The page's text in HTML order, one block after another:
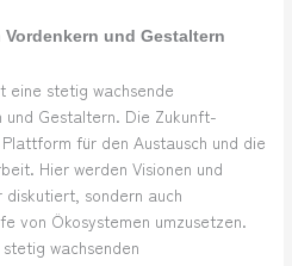
und Gestaltern
eine stetig wachsende
und Gestaltern. Die Zukunft-
für den Austausch und die
Hier werden Visionen und
sondern auch
von Ökosystemen umzusetzen.
wachsenden